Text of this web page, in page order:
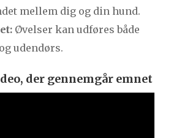
mellem dig og din hund.
Øvelser kan udføres både
udendørs.
der gennemgår emnet